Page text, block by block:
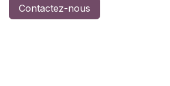
Contactez-nous